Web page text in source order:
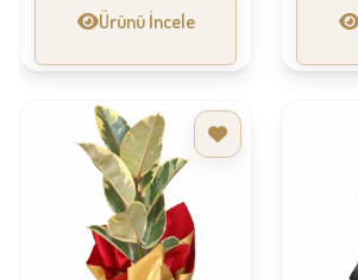
Ürünü İncele